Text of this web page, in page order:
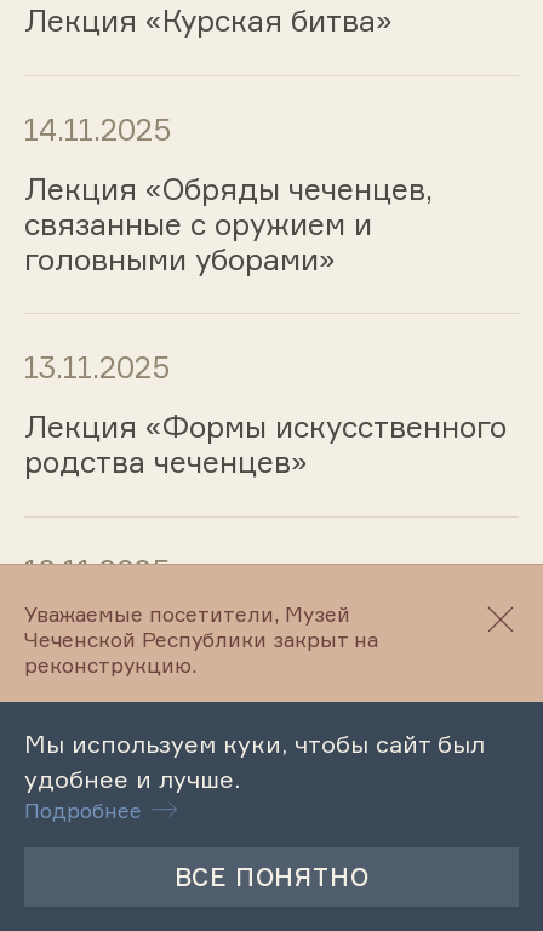
Лекция «Курская битва»
14.11.2025
Лекция «Обряды чеченцев,
связанные с оружием и
головными уборами»
13.11.2025
Лекция «Формы искусственного
родства чеченцев»
12.11.2025
Музейный урок «Чеченская
театральная драматургия и ее
место в литературном процессе»
11.11.2025
Лекция «Музыкальные деятели
Уважаемые посетители, Музей
Чеченской Республики закрыт на
реконструкцию.
Мы используем куки, чтобы сайт был
удобнее и лучше.
Подробнее